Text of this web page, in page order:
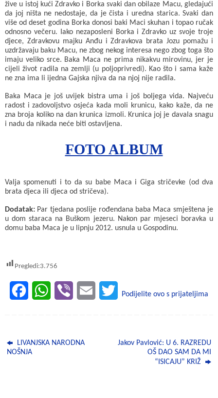
žive u istoj kući Zdravko i Borka svaki dan obilaze Macu, gledajući
da joj ništa ne nedostaje, da je čista i uredna starica. Svaki dan
više od deset godina Borka donosi baki Maci skuhan i topao ručak
odnosno večeru. Iako nezaposleni Borka i Zdravko uz svoje troje
djece, Zdravkovu majku Anđu i Zdravkova brata Jozu pomažu i
uzdržavaju baku Macu, ne zbog nekog interesa nego zbog toga što
imaju veliko srce. Baka Maca ne prima nikakvu mirovinu, jer je
cijeli život radila na zemlji (u poljoprivredi). Kao što i sama kaže
ne zna ima li ijedna Gajska njiva da na njoj nije radila.
Baka Maca je još uvijek bistra uma i još boljega vida. Najveću
radost i zadovoljstvo osjeća kada moli krunicu, kako kaže, da ne
zna broja koliko na dan krunica izmoli. Krunica joj je davala snagu
i nadu da nikada neće biti ostavljena.
FOTO ALBUM
Valja spomenuti i to da su babe Maca i Giga stričevke (od dva
brata djeca ili djeca od stričeva).
Dodatak: Par tjedana poslije rođendana baba Maca smještena je
u dom staraca na Buškom jezeru. Nakon par mjeseci boravka u
domu baba Maca je u lipnju 2012. usnula u Gospodinu.
Pregledi:3.756
e t e t
Podijelite ovo s prijateljima
LIVANJSKA NARODNA
NOŠNJA
Jakov Pavlović: U 6. RAZREDU
OŠ DAO SAM DA MI
“ISICAJU” KRIŽ